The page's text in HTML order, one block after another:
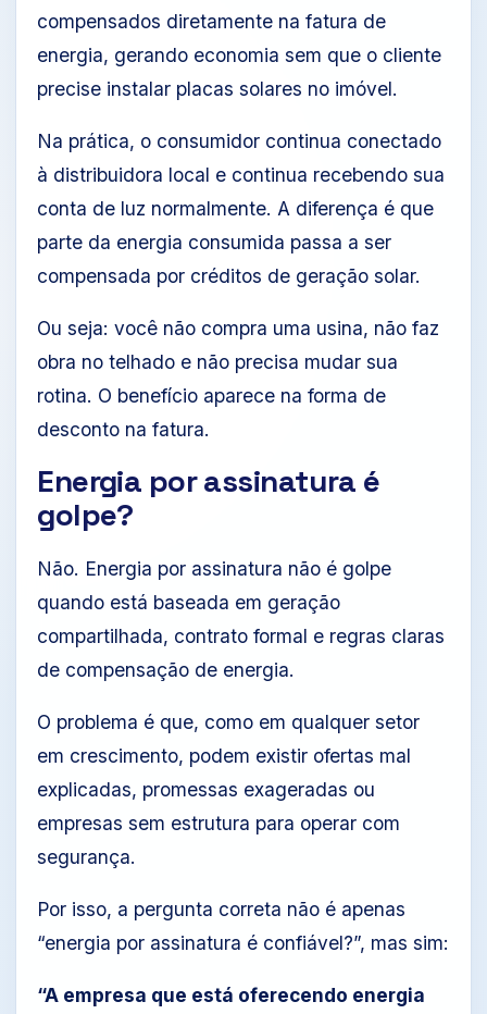
compensados diretamente na fatura de
energia, gerando economia sem que o cliente
precise instalar placas solares no imóvel.
Na prática, o consumidor continua conectado
à distribuidora local e continua recebendo sua
conta de luz normalmente. A diferença é que
parte da energia consumida passa a ser
compensada por créditos de geração solar.
Ou seja: você não compra uma usina, não faz
obra no telhado e não precisa mudar sua
rotina. O benefício aparece na forma de
desconto na fatura.
Energia por assinatura é
golpe?
Não. Energia por assinatura não é golpe
quando está baseada em geração
compartilhada, contrato formal e regras claras
de compensação de energia.
O problema é que, como em qualquer setor
em crescimento, podem existir ofertas mal
explicadas, promessas exageradas ou
empresas sem estrutura para operar com
segurança.
Por isso, a pergunta correta não é apenas
“energia por assinatura é confiável?”, mas sim:
“A empresa que está oferecendo energia